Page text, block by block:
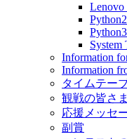
Lenovo
Information
Information
タイムテー
観戦の皆さ
応援メッセ
副賞